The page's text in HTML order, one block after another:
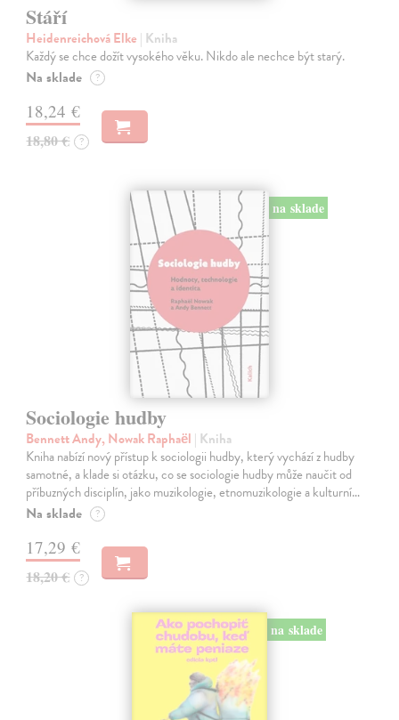
Stáří
Heidenreichová Elke | Kniha
Každý se chce dožít vysokého věku. Nikdo ale nechce být starý.
Na sklade ?
18,24 €
18,80 € ?
na sklade
Sociologie hudby
Bennett Andy, Nowak Raphaël | Kniha
Kniha nabízí nový přístup k sociologii hudby, který vychází z hudby
samotné, a klade si otázku, co se sociologie hudby může naučit od
příbuzných disciplín, jako muzikologie, etnomuzikologie a kulturní…
Na sklade ?
17,29 €
18,20 € ?
na sklade